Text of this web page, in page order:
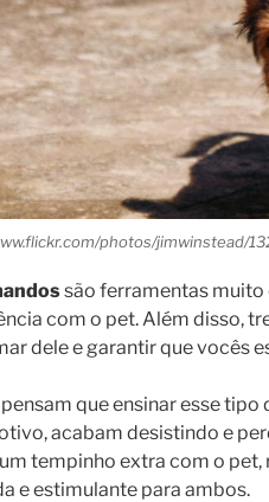
photos/jimwinstead/
são ferramentas muito
com o pet. Além disso,
dele e garantir que vocês
que ensinar esse tipo
acabam desistindo e
tempinho extra com o
e estimulante para ambos.